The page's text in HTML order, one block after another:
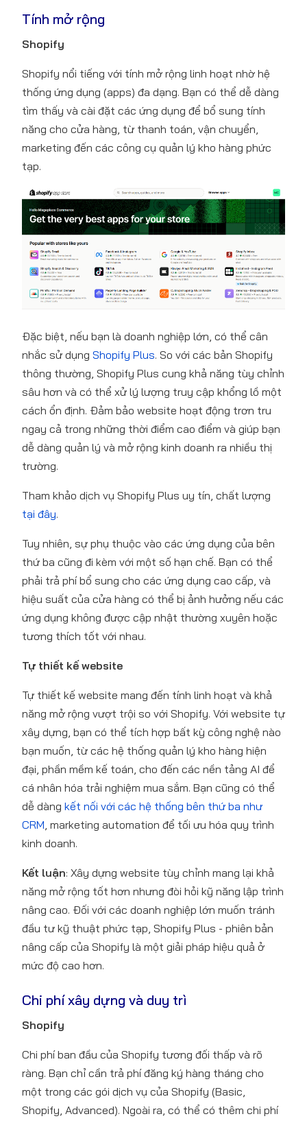
Tính mở rộng
Shopify
Shopify nổi tiếng với tính mở rộng linh hoạt nhờ hệ
thống ứng dụng (apps) đa dạng. Bạn có thể dễ dàng
tìm thấy và cài đặt các ứng dụng để bổ sung tính
năng cho cửa hàng, từ thanh toán, vận chuyển,
marketing đến các công cụ quản lý kho hàng phức
tạp.
Đặc biệt, nếu bạn là doanh nghiệp lớn, có thể cân
nhắc sử dụng Shopify Plus. So với các bản Shopify
thông thường, Shopify Plus cung khả năng tùy chỉnh
sâu hơn và có thể xử lý lượng truy cập khổng lồ một
cách ổn định. Đảm bảo website hoạt động trơn tru
ngay cả trong những thời điểm cao điểm và giúp bạn
dễ dàng quản lý và mở rộng kinh doanh ra nhiều thị
trường.
Tham khảo dịch vụ Shopify Plus uy tín, chất lượng
tại đây.
Tuy nhiên, sự phụ thuộc vào các ứng dụng của bên
thứ ba cũng đi kèm với một số hạn chế. Bạn có thể
phải trả phí bổ sung cho các ứng dụng cao cấp, và
hiệu suất của cửa hàng có thể bị ảnh hưởng nếu các
ứng dụng không được cập nhật thường xuyên hoặc
tương thích tốt với nhau.
Tự thiết kế website
Tự thiết kế website mang đến tính linh hoạt và khả
năng mở rộng vượt trội so với Shopify. Với website tự
xây dựng, bạn có thể tích hợp bất kỳ công nghệ nào
bạn muốn, từ các hệ thống quản lý kho hàng hiện
đại, phần mềm kế toán, cho đến các nền tảng AI để
cá nhân hóa trải nghiệm mua sắm. Bạn cũng có thể
dễ dàng kết nối với các hệ thống bên thứ ba như
CRM , marketing automation để tối ưu hóa quy trình
kinh doanh.
Kết luận: Xây dựng website tùy chỉnh mang lại khả
năng mở rộng tốt hơn nhưng đòi hỏi kỹ năng lập trình
nâng cao. Đối với các doanh nghiệp lớn muốn tránh
đầu tư kỹ thuật phức tạp, Shopify Plus - phiên bản
nâng cấp của Shopify là một giải pháp hiệu quả ở
mức độ cao hơn.
Chi phí xây dựng và duy trì
Shopify
Chi phí ban đầu của Shopify tương đối thấp và rõ
ràng. Bạn chỉ cần trả phí đăng ký hàng tháng cho
một trong các gói dịch vụ của Shopify (Basic,
Shopify, Advanced). Ngoài ra, có thể có thêm chi phí